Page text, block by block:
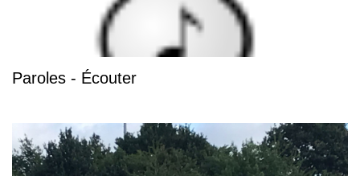
Paroles - Écouter